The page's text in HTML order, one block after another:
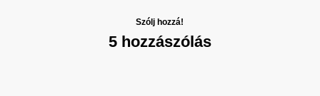
Szólj hozzá!
5 hozzászólás